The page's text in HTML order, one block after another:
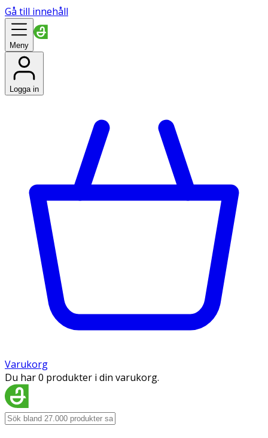
Gå till innehåll
Meny
Logga in
Varukorg
Du har 0 produkter i din varukorg.